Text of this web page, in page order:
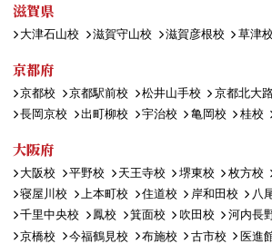
滋賀県
大津石山校 滋賀守山校 滋賀彦根校 草津校
京都府
京都校 京都駅前校 松井山手校 京都北大
長岡京校
出町柳校 宇治校 亀岡校 桂校
大阪府
大阪校 平野校 天王寺校 堺東校 枚方校
寝屋川校
上本町校 住道校 岸和田校 八
千里中央校
鳳校 箕面校 吹田校 河内長
京橋校
今福鶴見校 布施校 古市校 医進